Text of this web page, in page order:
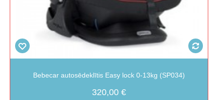
Bebecar autosēdeklītis Easy lock 0-13kg (SP034)
320,00 €